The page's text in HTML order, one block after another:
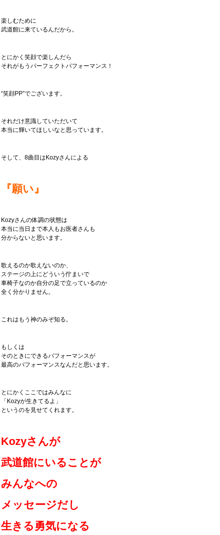
楽しむために
武道館に来ているんだから。
とにかく笑顔で楽しんだら
それがもうパーフェクトパフォーマンス！
“笑顔PP”でございます。
それだけ意識していただいて
本当に輝いてほしいなと思っています。
そして、8曲目はKozyさんによる
『願い』
Kozyさんの体調の状態は
本当に当日まで本人もお医者さんも
分からないと思います。
歌えるのか歌えないのか、
ステージの上にどういう佇まいで
車椅子なのか自分の足で立っているのか
全く分かりません。
これはもう神のみぞ知る。
もしくは
そのときにできるパフォーマンスが
最高のパフォーマンスなんだと思います。
とにかくここではみんなに
「Kozyが生きてるよ」
というのを見せてくれます。
Kozyさんが
武道館にいることが
みんなへの
メッセージだし
生きる勇気になる